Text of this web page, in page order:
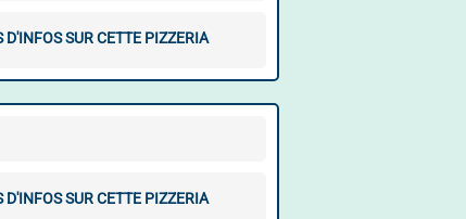
D'INFOS SUR CETTE PIZZERIA
D'INFOS SUR CETTE PIZZERIA